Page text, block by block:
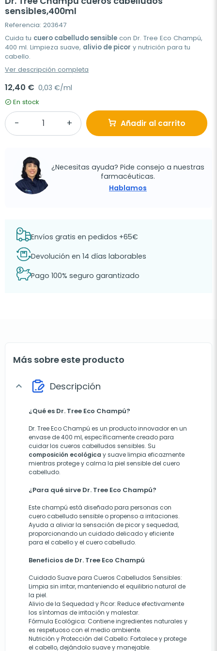
sensibles,400ml
Referencia: 203647
Cuida tu cuero cabelludo sensible con Dr. Tree Eco Champú,
400 ml. Limpieza suave, alivio de picor y nutrición para tu
cabello.
Ver descripción completa
12,40 € 0,03 €/ml
En stock
Añadir al carrito
¿Necesitas ayuda? Pide consejo a nuestras
farmacéuticas.
Hablamos
Envíos gratis en pedidos +65€
Devolución en 14 días laborables
Pago 100% seguro garantizado
Más sobre este producto
expand_more Descripción
¿Qué es Dr. Tree Eco Champú?
Dr. Tree Eco Champú es un producto innovador en un
envase de 400 ml, específicamente creado para
cuidar los cueros cabelludos sensibles. Su
composición ecológica y suave limpia eficazmente
mientras protege y calma la piel sensible del cuero
cabelludo.
¿Para qué sirve Dr. Tree Eco Champú?
Este champú está diseñado para personas con
cuero cabelludo sensible o propenso a irritaciones.
Ayuda a aliviar la sensación de picor y sequedad,
proporcionando un cuidado delicado y eficiente
para el cabello y el cuero cabelludo.
Beneficios de Dr. Tree Eco Champú
Cuidado Suave para Cueros Cabelludos Sensibles:
Limpia sin irritar, manteniendo el equilibrio natural de
la piel.
Alivio de la Sequedad y Picor: Reduce efectivamente
los síntomas de irritación y malestar.
Fórmula Ecológica: Contiene ingredientes naturales y
es respetuoso con el medio ambiente.
Nutrición y Protección del Cabello: Fortalece y protege
el cabello, dejándolo suave y manejable.